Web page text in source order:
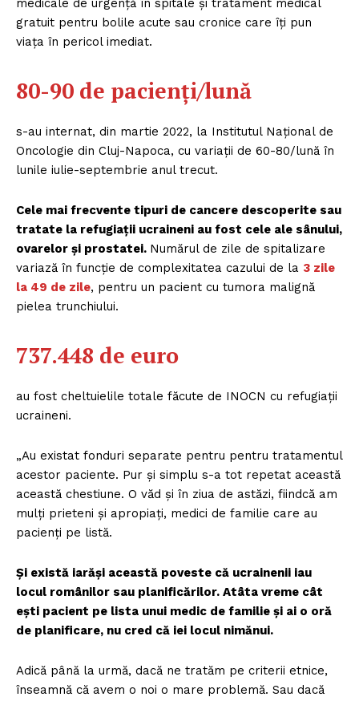
FREEDOM HOUSE ROMÂNIA
PRESShub
Despre noi / Echipa
Proiecte editoriale
Contact
medicale de urgență în spitale și tratament medical
gratuit pentru bolile acute sau cronice care îți pun
viața în pericol imediat.
80-90 de pacienți/lună
s-au internat, din martie 2022, la Institutul Național de
Oncologie din Cluj-Napoca, cu variații de 60-80/lună în
lunile iulie-septembrie anul trecut.
Cele mai frecvente tipuri de cancere descoperite sau
tratate la refugiații ucraineni au fost cele ale sânului,
ovarelor și prostatei. Numărul de zile de spitalizare
variază în funcție de complexitatea cazului de la 3 zile
la 49 de zile, pentru un pacient cu tumora malignă
pielea trunchiului.
737.448 de euro
au fost cheltuielile totale făcute de INOCN cu refugiații
ucraineni.
„Au existat fonduri separate pentru pentru tratamentul
acestor paciente. Pur și simplu s-a tot repetat această
această chestiune. O văd și în ziua de astăzi, fiindcă am
mulți prieteni și apropiați, medici de familie care au
pacienți pe listă.
Și există iarăși această poveste că ucrainenii iau
locul românilor sau planificărilor. Atâta vreme cât
ești pacient pe lista unui medic de familie și ai o oră
de planificare, nu cred că iei locul nimănui.
Adică până la urmă, dacă ne tratăm pe criterii etnice,
înseamnă că avem o noi o mare problemă. Sau dacă